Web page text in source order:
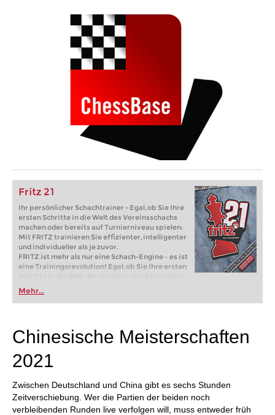
Fritz 21
Ihr persönlicher Schachtrainer - Egal, ob Sie Ihre
ersten Schritte in die Welt des Vereinsschachs
machen oder bereits auf Turnierniveau spielen:
Mit FRITZ trainieren Sie effizienter, intelligenter
und individueller als je zuvor.
FRITZ ist mehr als nur eine Schach-Engine – es ist
eine Trainingsrevolution! Egal, ob Sie Ihre ersten
Schritte in die Welt des Vereinsschachs machen
oder bereits auf Turnierniveau spielen: Mit
FRITZ trainieren Sie effizienter, intelligenter und
individueller als je zuvor.
Mehr...
Chinesische Meisterschaften
2021
Zwischen Deutschland und China gibt es sechs Stunden
Zeitverschiebung. Wer die Partien der beiden noch
verbleibenden Runden live verfolgen will, muss entweder früh